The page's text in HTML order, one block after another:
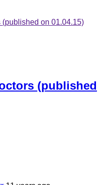
on 01.04.15)
(published